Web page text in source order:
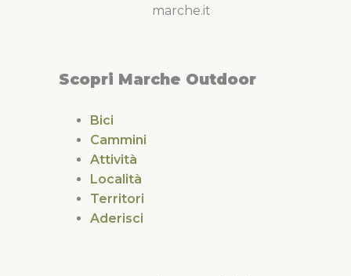
marche.it
Scopri Marche Outdoor
Bici
Cammini
Attività
Località
Territori
Aderisci